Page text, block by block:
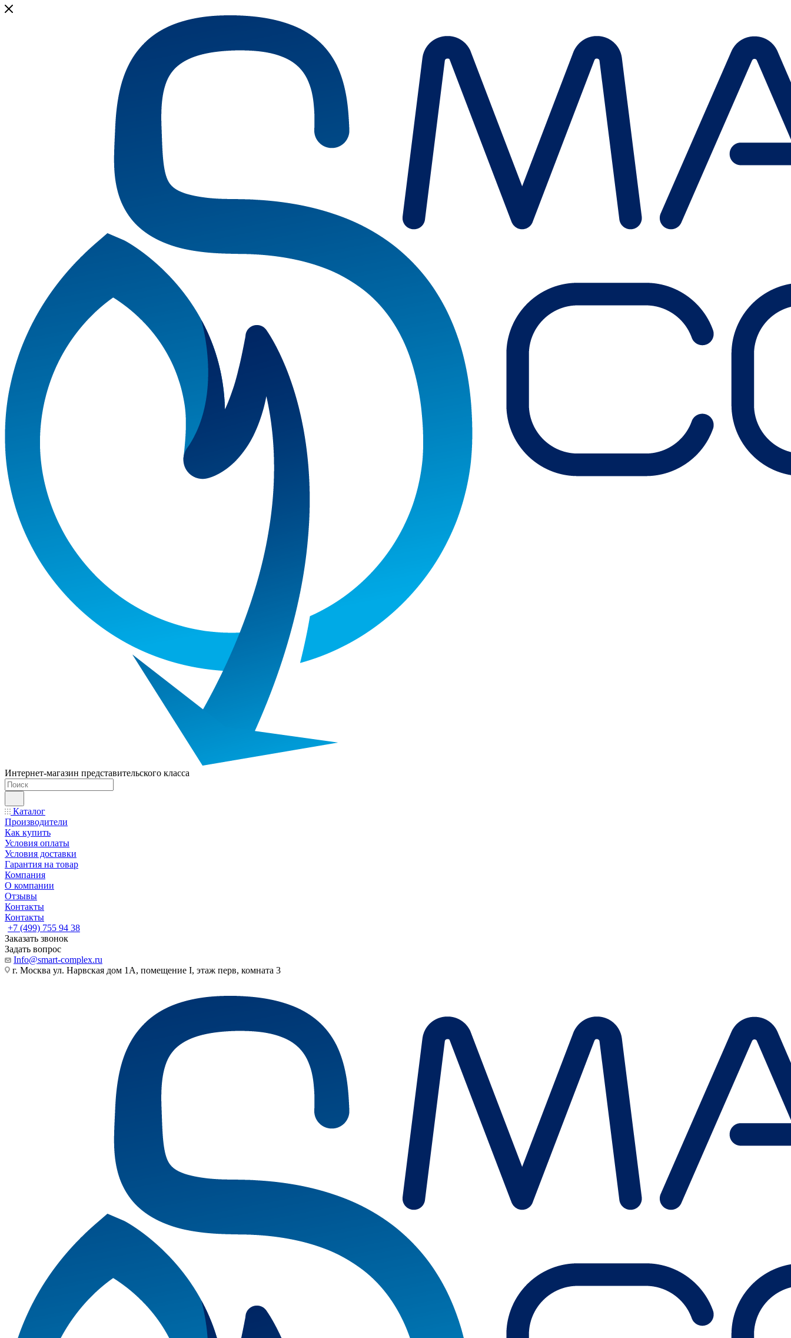
Интернет-магазин представительского класса
Каталог
Производители
Как купить
Условия оплаты
Условия доставки
Гарантия на товар
Компания
О компании
Отзывы
Контакты
Контакты
+7 (499) 755 94 38
Заказать звонок
Задать вопрос
Info@smart-complex.ru
г. Москва ул. Нарвская дом 1А, помещение I, этаж перв, комната 3